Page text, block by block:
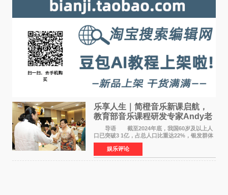
乐享人生｜简橙音乐新课启航，
教育部音乐课程研发专家Andy老
师重磅入驻领航银龄琴声
导语 截至2024年底，我国60岁及以上人
口已突破3 1亿，占总人口比重达22%，银发群体
的精神文化需求日益凸显。2024年1月，国务院办
公厅印发《关于发展银发经济增进老年人福祉的
意见》——这是
娱乐评论